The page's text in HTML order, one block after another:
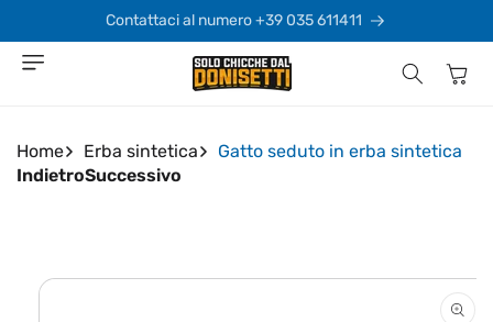
direttamente
ai contenuti
Contattaci al numero +39 035 611411
Carrello
Home Erba sintetica
Gatto seduto in erba sintetica
IndietroSuccessivo